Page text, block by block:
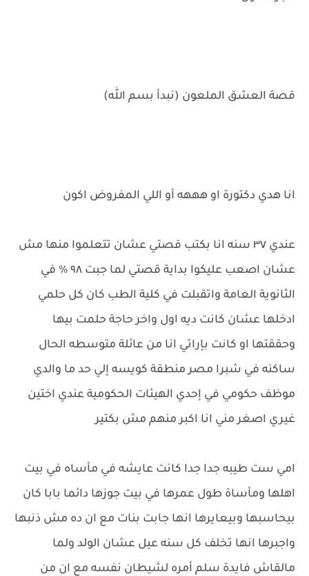
قصة العشق الملعون (نبدأ بسم الله)
انا هدي دكتورة او هههه أو اللي المفروض اكون
عندي ٣٧ سنه انا بكتب قصتي عشان تتعلموا منها مش
عشان اصعب عليكوا بداية قصتي لما جبت ٩٨ % في
الثانوية العامة واتقبلت في كلية الطب كان كل حلمي
ادخلها عشان كانت ديه اول واخر حاجة حلمت بيها
وحققتها او كانت بإراتي انا من عائلة متوسطه الحال
ساكنه في شبرا مصر منطقة كويسه إلي حد ما والدي
موظف حكومي في إحدي الهيئات الحكومية عندي اختين
غيري اصغر مني انا اكبر منهم مش بكتير
امي ست طيبه جدا جدا كانت عايشه في مأساه في بيت
اهلها ومأساة طول عمرها في بيت جوزها دائما بابا كان
بيحاسبها وبيعايرها انها جابت بنات مع ان ده مش ذنبها
واجبرها انها تخلف كل سنه عيل عشان الولد ولما
مالقاش فايدة سلم أمره لشيطان نفسه مع ان من